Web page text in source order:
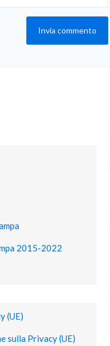
2015-2022
(UE)
sulla Privacy (UE)